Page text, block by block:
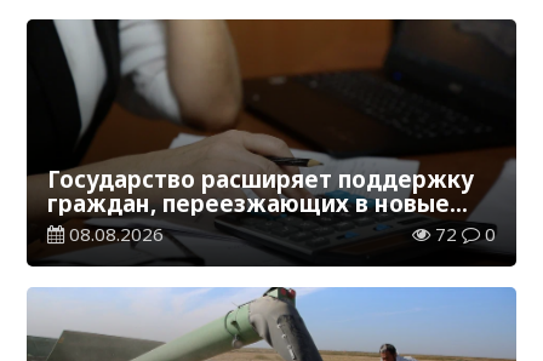
Государство расширяет поддержку
граждан, переезжающих в новые
регионы для работы
08.08.2026 72 0